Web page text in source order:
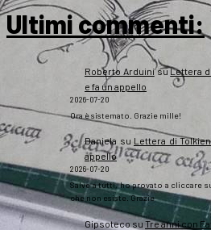
Ultimi commenti:
Roberto ArduinisuLettera
e fa un appello
2026-07-20
Ora è sistemato. Grazie mille!
Daniela su Lettera di
appello
2026-07-20
Salve a tutti, ho provato a cliccare
che non esiste. Grazie
Gipsoteco su Tre anni con